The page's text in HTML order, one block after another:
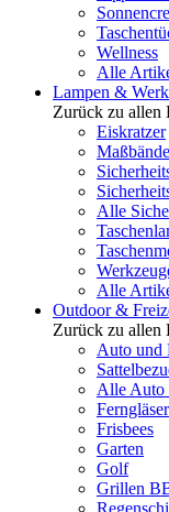
Wellness
Alle
Lampen &
Zurück zu allen
Eiskratzer
Alle
Alle
Outdoor &
Zurück zu allen
Auto und
Alle Auto
Ferngläser
Frisbees
Garten
Golf
Grillen